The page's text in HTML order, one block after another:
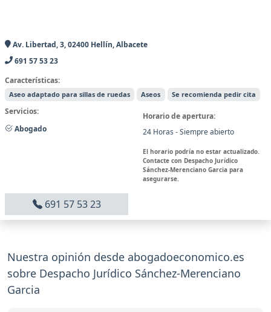
Av. Libertad, 3, 02400 Hellín, Albacete
691 57 53 23
Características:
Aseo adaptado para sillas de ruedas Aseos Se recomienda pedir cita
Servicios:
Abogado
Horario de apertura:
24 Horas - Siempre abierto
El horario podría no estar actualizado.
Contacte con Despacho Jurídico
Sánchez-Merenciano Garcia para
asegurarse.
691 57 53 23
Nuestra opinión desde abogadoeconomico.es
sobre Despacho Jurídico Sánchez-Merenciano
Garcia